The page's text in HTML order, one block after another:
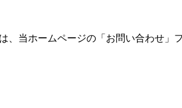
当ホームページの「お問い合わせ」